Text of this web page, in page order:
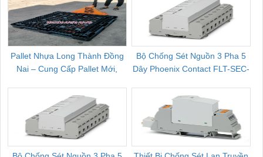
Pallet Nhựa Long Thành Đồng
Nai – Cung Cấp Pallet Mới,
Bộ Chống Sét Nguồn 3 Pha 5
Dây Phoenix Contact FLT-SEC-